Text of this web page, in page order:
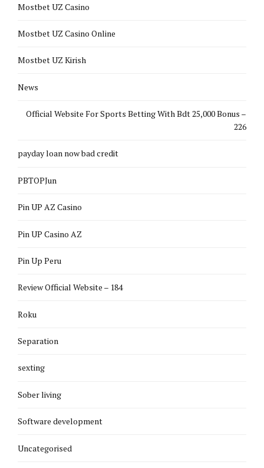
Mostbet UZ Casino
Mostbet UZ Casino Online
Mostbet UZ Kirish
News
Official Website For Sports Betting With Bdt 25,000 Bonus –
226
payday loan now bad credit
PBTOPJun
Pin UP AZ Casino
Pin UP Casino AZ
Pin Up Peru
Review Official Website – 184
Roku
Separation
sexting
Sober living
Software development
Uncategorised